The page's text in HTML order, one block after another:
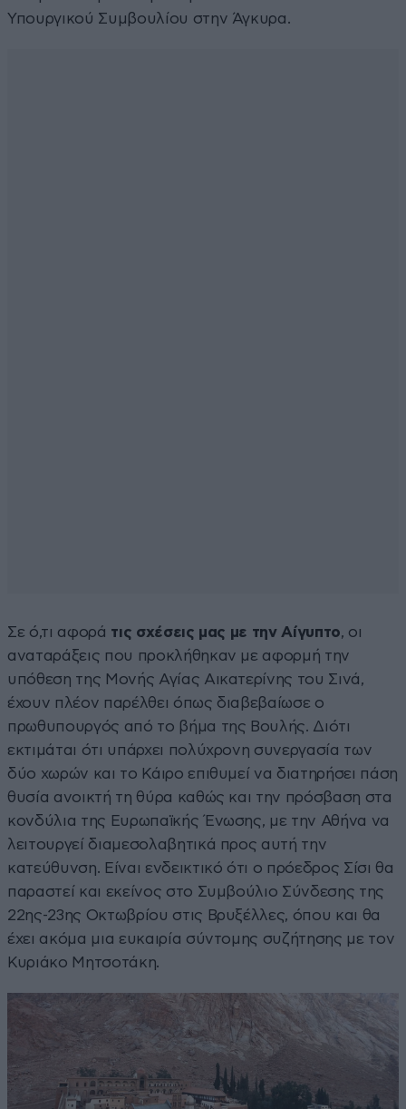
Υπουργικού Συμβουλίου στην Άγκυρα.
Σε ό,τι αφορά τις σχέσεις μας με την Αίγυπτο, οι
αναταράξεις που προκλήθηκαν με αφορμή την
υπόθεση της Μονής Αγίας Αικατερίνης του Σινά,
έχουν πλέον παρέλθει όπως διαβεβαίωσε ο
πρωθυπουργός από το βήμα της Βουλής. Διότι
εκτιμάται ότι υπάρχει πολύχρονη συνεργασία των
δύο χωρών και το Κάιρο επιθυμεί να διατηρήσει πάση
θυσία ανοικτή τη θύρα καθώς και την πρόσβαση στα
κονδύλια της Ευρωπαϊκής Ένωσης, με την Αθήνα να
λειτουργεί διαμεσολαβητικά προς αυτή την
κατεύθυνση. Είναι ενδεικτικό ότι ο πρόεδρος Σίσι θα
παραστεί και εκείνος στο Συμβούλιο Σύνδεσης της
22ης-23ης Οκτωβρίου στις Βρυξέλλες, όπου και θα
έχει ακόμα μια ευκαιρία σύντομης συζήτησης με τον
Κυριάκο Μητσοτάκη.